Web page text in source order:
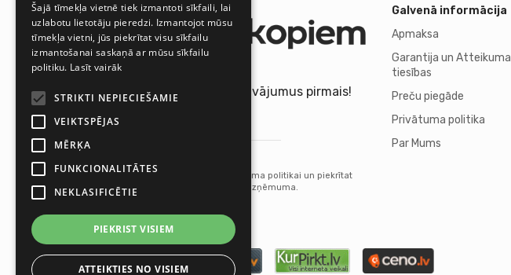
Saņemiet jaunākos piedāvājumus pirmais!
Abonējot jūs piekrītat mūsu Privātuma politikai un piekrītat
saņemt atjauninājumus no mūsu uzņēmuma.
Galvenā informācija
Apmaksa
Garantija un Atteikuma
tiesības
Preču piegāde
Privātuma politika
Par Mums
Šajā tīmekļa vietnē tiek izmantoti sīkfaili, lai
uzlabotu lietotāju pieredzi. Izmantojot mūsu
tīmekļa vietni, jūs piekrītat visu sīkfailu
izmantošanai saskaņā ar mūsu sīkfailu
politiku. Lasīt vairāk
STRIKTI NEPIECIEŠAMIE
VEIKTSPĒJAS
MĒRĶA
FUNKCIONALITĀTES
NEKLASIFICĒTIE
PIEKRIST VISIEM
ATTEIKTIES NO VISIEM